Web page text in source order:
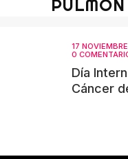
17
0
Día
Cáncer